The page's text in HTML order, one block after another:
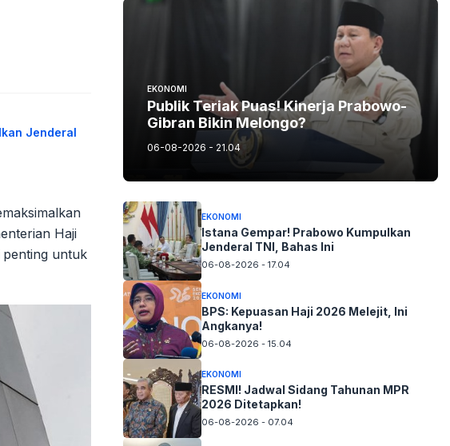
Jenderal
Haji
penting untuk
EKONOMI
Publik Teriak Puas! Kinerja Prabowo-
Gibran Bikin Melongo?
06-08-2026 - 21.04
EKONOMI
Istana Gempar! Prabowo Kumpulkan
Jenderal TNI, Bahas Ini
06-08-2026 - 17.04
EKONOMI
BPS: Kepuasan Haji 2026 Melejit, Ini
Angkanya!
06-08-2026 - 15.04
EKONOMI
RESMI! Jadwal Sidang Tahunan MPR
2026 Ditetapkan!
06-08-2026 - 07.04